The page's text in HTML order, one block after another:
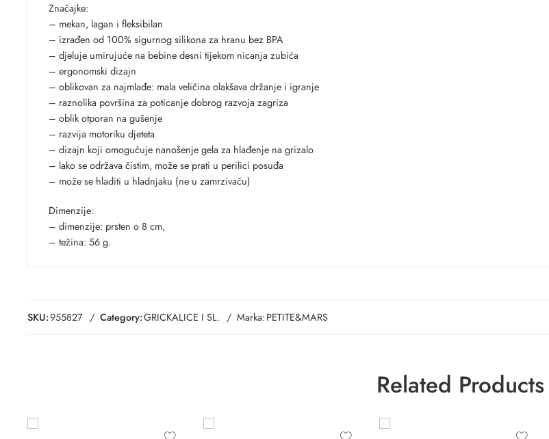
Značajke:
– mekan, lagan i fleksibilan
– izrađen od 100% sigurnog silikona za hranu bez BPA
– djeluje umirujuće na bebine desni tijekom nicanja zubića
– ergonomski dizajn
– oblikovan za najmlađe: mala veličina olakšava držanje i igranje
– raznolika površina za poticanje dobrog razvoja zagriza
– oblik otporan na gušenje
– razvija motoriku djeteta
– dizajn koji omogućuje nanošenje gela za hlađenje na grizalo
– lako se održava čistim, može se prati u perilici posuđa
– može se hladiti u hladnjaku (ne u zamrzivaču)
Dimenzije:
– dimenzije: prsten o 8 cm,
– težina: 56 g.
SKU:955827 Category:GRICKALICE I SL. Marka:PETITE&MARS
Related Products